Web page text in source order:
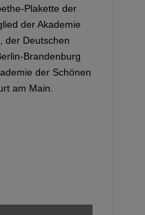
Plakette der
der Akademie
der Deutschen
Brandenburg
der Schönen
am Main.